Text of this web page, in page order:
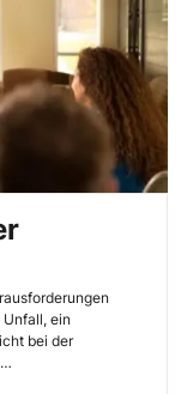
Unfall, ein
bei der